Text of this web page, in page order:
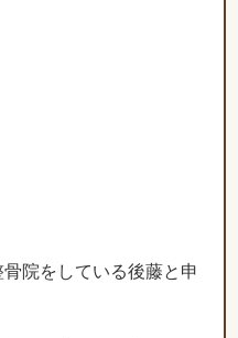
院をしている後藤と申
、こちらの整骨院を紹